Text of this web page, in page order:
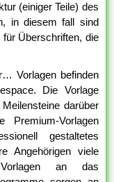
(einiger Teile) des
in diesem fall sind
Überschriften, die
Vorlagen befinden
Die Vorlage
darüber
Vorlagen
gestaltetes
Angehörigen viele
an das